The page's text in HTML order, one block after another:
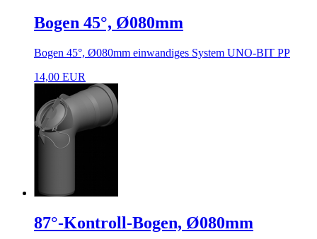
Bogen 45°, Ø080mm
Bogen 45°, Ø080mm einwandiges System UNO-BIT PP
14,00 EUR
87°-Kontroll-Bogen, Ø080mm